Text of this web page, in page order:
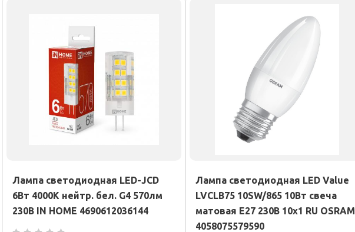
Лампа светодиодная LED-JCD
6Вт 4000К нейтр. бел. G4 570лм
230В IN HOME 4690612036144
Лампа светодиодная LED Value
LVCLB75 10SW/865 10Вт свеча
матовая E27 230В 10х1 RU OSRAM
4058075579590